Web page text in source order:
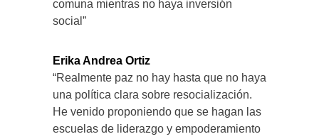
comuna mientras no haya inversión
social”
Erika Andrea Ortiz
“Realmente paz no hay hasta que no haya
una política clara sobre resocialización.
He venido proponiendo que se hagan las
escuelas de liderazgo y empoderamiento